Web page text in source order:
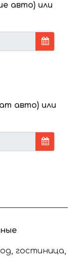
авто) или
авто) или
гостиница,